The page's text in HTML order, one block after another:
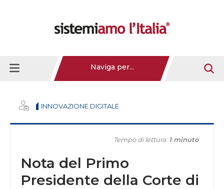
Naviga per...
INNOVAZIONE DIGITALE
Tempo di lettura: 1 minuto
Nota del Primo
Presidente della Corte di